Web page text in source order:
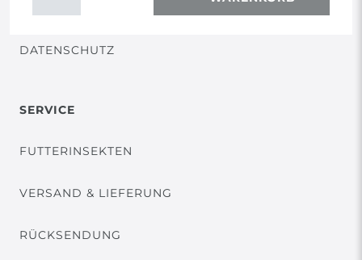
DATENSCHUTZ
SERVICE
FUTTERINSEKTEN
VERSAND & LIEFERUNG
RÜCKSENDUNG